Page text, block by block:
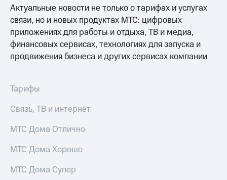
Актуальные новости не только о тарифах и услугах
связи, но и новых продуктах МТС: цифровых
приложениях для работы и отдыха, ТВ и медиа,
финансовых сервисах, технологиях для запуска и
продвижения бизнеса и других сервисах компании
Тарифы
Связь, ТВ и интернет
МТС Дома Отлично
МТС Дома Хорошо
МТС Дома Супер